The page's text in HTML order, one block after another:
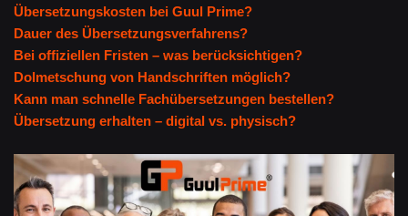
Übersetzungskosten bei Guul Prime?
Dauer des Übersetzungsverfahrens?
Bei offiziellen Fristen – was berücksichtigen?
Dolmetschung von Handschriften möglich?
Kann man schnelle Fachübersetzungen bestellen?
Übersetzung erhalten – digital vs. physisch?